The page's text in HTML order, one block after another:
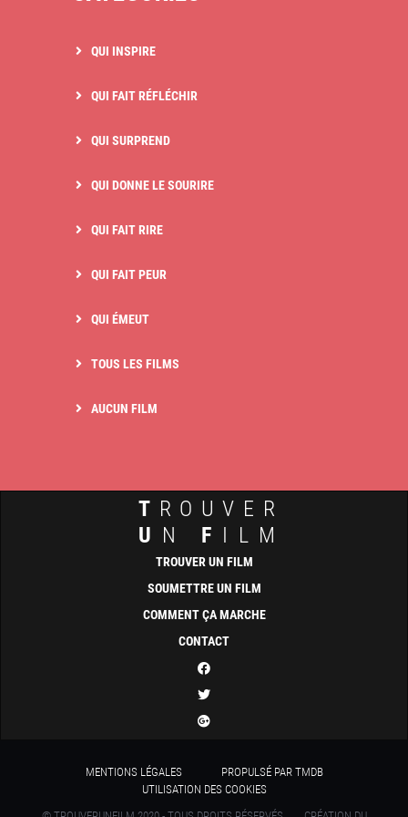
QUI INSPIRE
QUI FAIT RÉFLÉCHIR
QUI SURPREND
QUI DONNE LE SOURIRE
QUI FAIT RIRE
QUI FAIT PEUR
QUI ÉMEUT
TOUS LES FILMS
AUCUN FILM
T ROUVER
U N F ILM
TROUVER UN FILM
SOUMETTRE UN FILM
COMMENT ÇA MARCHE
CONTACT
MENTIONS LÉGALES
PROPULSÉ PAR TMDB
UTILISATION DES COOKIES